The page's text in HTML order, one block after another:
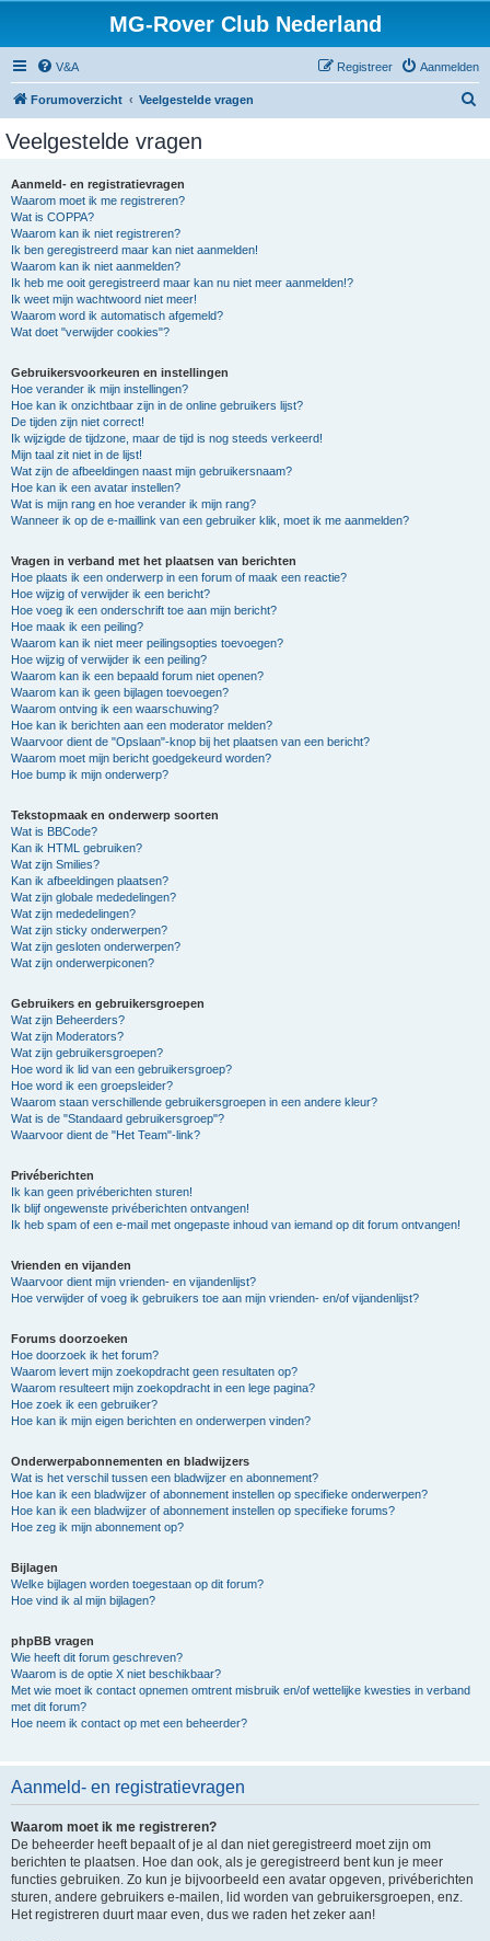
MG-Rover Club Nederland
V&A Aanmelden
Registreer
Forumoverzicht Veelgestelde vragen
Veelgestelde vragen
Aanmeld- en registratievragen
Waarom moet ik me registreren?
Wat is COPPA?
Waarom kan ik niet registreren?
Ik ben geregistreerd maar kan niet aanmelden!
Waarom kan ik niet aanmelden?
Ik heb me ooit geregistreerd maar kan nu niet meer aanmelden!?
Ik weet mijn wachtwoord niet meer!
Waarom word ik automatisch afgemeld?
Wat doet "verwijder cookies"?
Gebruikersvoorkeuren en instellingen
Hoe verander ik mijn instellingen?
Hoe kan ik onzichtbaar zijn in de online gebruikers lijst?
De tijden zijn niet correct!
Ik wijzigde de tijdzone, maar de tijd is nog steeds verkeerd!
Mijn taal zit niet in de lijst!
Wat zijn de afbeeldingen naast mijn gebruikersnaam?
Hoe kan ik een avatar instellen?
Wat is mijn rang en hoe verander ik mijn rang?
Wanneer ik op de e-maillink van een gebruiker klik, moet ik me aanmelden?
Vragen in verband met het plaatsen van berichten
Hoe plaats ik een onderwerp in een forum of maak een reactie?
Hoe wijzig of verwijder ik een bericht?
Hoe voeg ik een onderschrift toe aan mijn bericht?
Hoe maak ik een peiling?
Waarom kan ik niet meer peilingsopties toevoegen?
Hoe wijzig of verwijder ik een peiling?
Waarom kan ik een bepaald forum niet openen?
Waarom kan ik geen bijlagen toevoegen?
Waarom ontving ik een waarschuwing?
Hoe kan ik berichten aan een moderator melden?
Waarvoor dient de "Opslaan"-knop bij het plaatsen van een bericht?
Waarom moet mijn bericht goedgekeurd worden?
Hoe bump ik mijn onderwerp?
Tekstopmaak en onderwerp soorten
Wat is BBCode?
Kan ik HTML gebruiken?
Wat zijn Smilies?
Kan ik afbeeldingen plaatsen?
Wat zijn globale mededelingen?
Wat zijn mededelingen?
Wat zijn sticky onderwerpen?
Wat zijn gesloten onderwerpen?
Wat zijn onderwerpiconen?
Gebruikers en gebruikersgroepen
Wat zijn Beheerders?
Wat zijn Moderators?
Wat zijn gebruikersgroepen?
Hoe word ik lid van een gebruikersgroep?
Hoe word ik een groepsleider?
Waarom staan verschillende gebruikersgroepen in een andere kleur?
Wat is de "Standaard gebruikersgroep"?
Waarvoor dient de "Het Team"-link?
Privéberichten
Ik kan geen privéberichten sturen!
Ik blijf ongewenste privéberichten ontvangen!
Ik heb spam of een e-mail met ongepaste inhoud van iemand op dit forum ontvangen!
Vrienden en vijanden
Waarvoor dient mijn vrienden- en vijandenlijst?
Hoe verwijder of voeg ik gebruikers toe aan mijn vrienden- en/of vijandenlijst?
Forums doorzoeken
Hoe doorzoek ik het forum?
Waarom levert mijn zoekopdracht geen resultaten op?
Waarom resulteert mijn zoekopdracht in een lege pagina?
Hoe zoek ik een gebruiker?
Hoe kan ik mijn eigen berichten en onderwerpen vinden?
Onderwerpabonnementen en bladwijzers
Wat is het verschil tussen een bladwijzer en abonnement?
Hoe kan ik een bladwijzer of abonnement instellen op specifieke onderwerpen?
Hoe kan ik een bladwijzer of abonnement instellen op specifieke forums?
Hoe zeg ik mijn abonnement op?
Bijlagen
Welke bijlagen worden toegestaan op dit forum?
Hoe vind ik al mijn bijlagen?
phpBB vragen
Wie heeft dit forum geschreven?
Waarom is de optie X niet beschikbaar?
Met wie moet ik contact opnemen omtrent misbruik en/of wettelijke kwesties in verband
met dit forum?
Hoe neem ik contact op met een beheerder?
Aanmeld- en registratievragen
Waarom moet ik me registreren?
De beheerder heeft bepaalt of je al dan niet geregistreerd moet zijn om
berichten te plaatsen. Hoe dan ook, als je geregistreerd bent kun je meer
functies gebruiken. Zo kun je bijvoorbeeld een avatar opgeven, privéberichten
sturen, andere gebruikers e-mailen, lid worden van gebruikersgroepen, enz.
Het registreren duurt maar even, dus we raden het zeker aan!